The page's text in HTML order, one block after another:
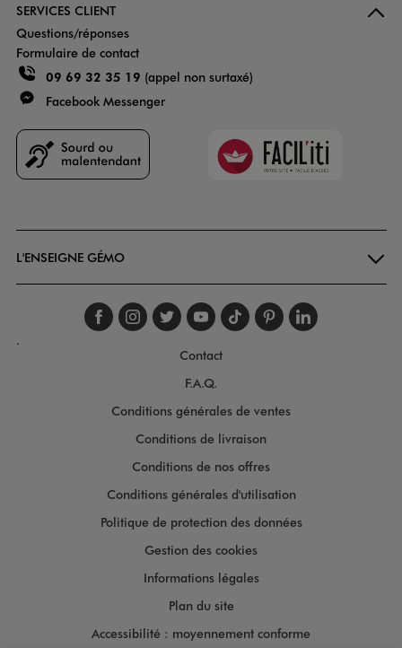
SERVICES CLIENT
Questions/réponses
Formulaire de contact
09 69 32 35 19 (appel non surtaxé)
Facebook Messenger
Faciliti
L'ENSEIGNE GÉMO
Suivez-nous sur
Suivez-nous sur
Suivez-nous sur
Suivez-nous
Suivez-nous
Suivez-
.
Contact
F.A.Q.
Conditions générales de ventes
Conditions de livraison
Conditions de nos offres
Conditions générales d'utilisation
Politique de protection des données
Gestion des cookies
Informations légales
Plan du site
Accessibilité : moyennement conforme